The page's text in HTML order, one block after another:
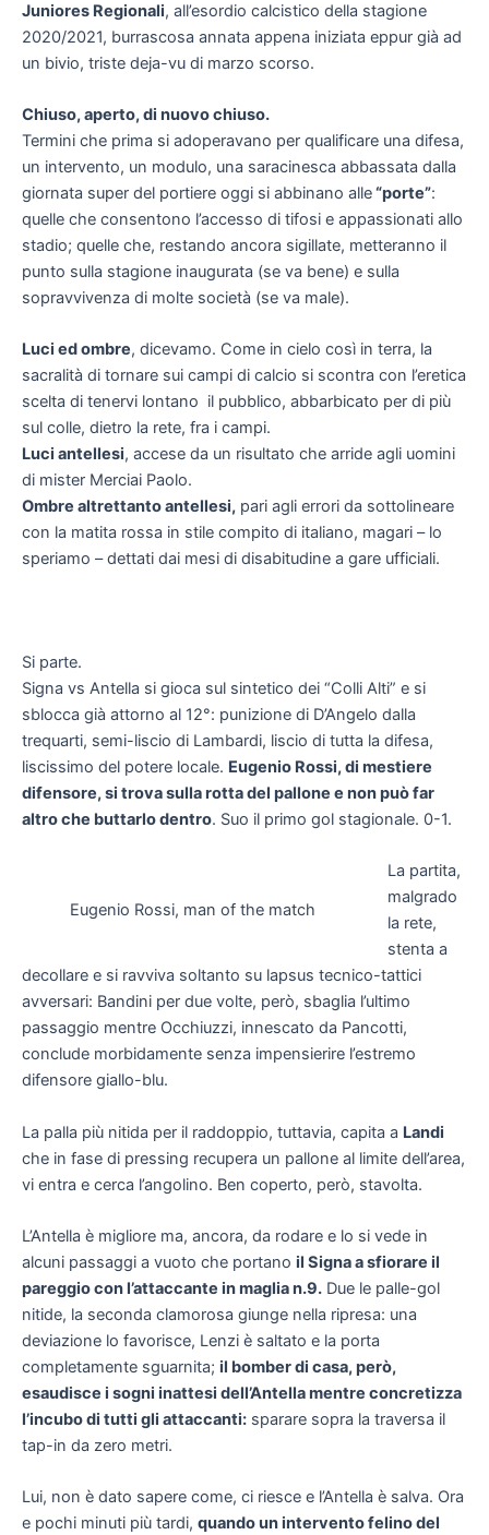
Juniores Regionali, all’esordio calcistico della stagione
2020/2021, burrascosa annata appena iniziata eppur già ad
un bivio, triste deja-vu di marzo scorso.
Chiuso, aperto, di nuovo chiuso.
Termini che prima si adoperavano per qualificare una difesa,
un intervento, un modulo, una saracinesca abbassata dalla
giornata super del portiere oggi si abbinano alle“porte”:
quelle che consentono l’accesso di tifosi e appassionati allo
stadio; quelle che, restando ancora sigillate, metteranno il
punto sulla stagione inaugurata (se va bene) e sulla
sopravvivenza di molte società (se va male).
Luci ed ombre, dicevamo. Come in cielo così in terra, la
sacralità di tornare sui campi di calcio si scontra con l’eretica
scelta di tenervi lontano il pubblico, abbarbicato per di più
sul colle, dietro la rete, fra i campi.
Luci antellesi, accese da un risultato che arride agli uomini
di mister Merciai Paolo.
Ombre altrettanto antellesi, pari agli errori da sottolineare
con la matita rossa in stile compito di italiano, magari – lo
speriamo – dettati dai mesi di disabitudine a gare ufficiali.
Si parte.
Signa vs Antella si gioca sul sintetico dei “Colli Alti” e si
sblocca già attorno al 12°: punizione di D’Angelo dalla
trequarti, semi-liscio di Lambardi, liscio di tutta la difesa,
liscissimo del potere locale. Eugenio Rossi, di mestiere
difensore, si trova sulla rotta del pallone e non può far
altro che buttarlo dentro. Suo il primo gol stagionale. 0-1.
Eugenio Rossi, man of the match
La partita,
malgrado
la rete,
stenta a
decollare e si ravviva soltanto su lapsus tecnico-tattici
avversari: Bandini per due volte, però, sbaglia l’ultimo
passaggio mentre Occhiuzzi, innescato da Pancotti,
conclude morbidamente senza impensierire l’estremo
difensore giallo-blu.
La palla più nitida per il raddoppio, tuttavia, capita a Landi
che in fase di pressing recupera un pallone al limite dell’area,
vi entra e cerca l’angolino. Ben coperto, però, stavolta.
L’Antella è migliore ma, ancora, da rodare e lo si vede in
alcuni passaggi a vuoto che portano il Signa a sfiorare il
pareggio con l’attaccante in maglia n.9. Due le palle-gol
nitide, la seconda clamorosa giunge nella ripresa: una
deviazione lo favorisce, Lenzi è saltato e la porta
completamente sguarnita; il bomber di casa, però,
esaudisce i sogni inattesi dell’Antella mentre concretizza
l’incubo di tutti gli attaccanti: sparare sopra la traversa il
tap-in da zero metri.
Lui, non è dato sapere come, ci riesce e l’Antella è salva. Ora
e pochi minuti più tardi, quando un intervento felino del